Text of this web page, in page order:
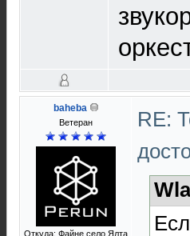
baheba
Ветеран
Откуда: Файне село Ялта
RE: